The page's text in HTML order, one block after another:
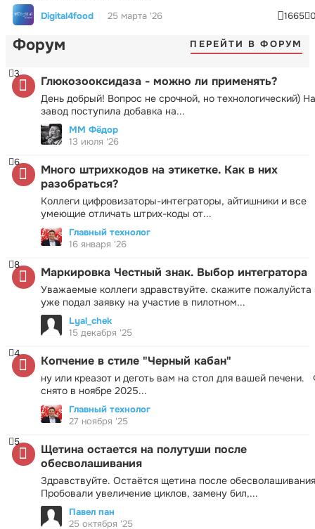
Digital4food
25 марта '26 1665
Форум ПЕРЕЙТИ В ФОРУМ
Глюкозооксидаза - можно ли применять?
День добрый! Вопрос не срочной, но технологический) На
завод поступила добавка на...
3
ММ Фёдор
13 июля '26
Много штрихкодов на этикетке. Как в них
разобраться?
Коллеги цифровизаторы-интеграторы, айтишники и все
умеющие отличать штрих-коды от...
6
Главный технолог
16 января '26
Маркировка Честный знак. Выбор интегратора
Уважаемые коллеги здравствуйте. скажите пожалуйста
уже подал заявку на участие в пилотном...
8
Lyal_chek
15 декабря '25
Копчение в стиле "Черный кабан"
ну или креазот и деготь вам на стол для вашей печени.
снято в ноябре 2025...
4
Главный технолог
27 ноября '25
Щетина остается на полутуши после
обесволашивания
Здравствуйте. Остаётся щетина после
Пробовали увеличение циклов, замену бил,...
5
Павел пан
25 октября '25